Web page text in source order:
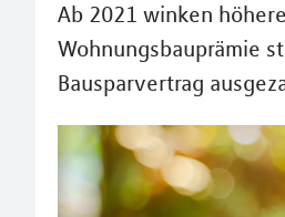
Ab 2021 winken
Wohnungsbauprämie
Bausparvertrag